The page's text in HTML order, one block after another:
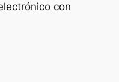
con